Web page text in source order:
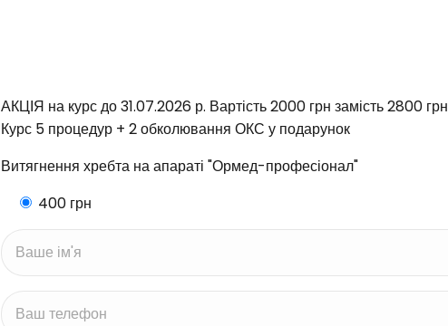
АКЦІЯ на курс до 31.07.2026 р. Вартість 2000 грн замість 2800 грн
Курс 5 процедур + 2 обколювання ОКС у подарунок
Витягнення хребта на апараті "Ормед-професіонал"
400грн